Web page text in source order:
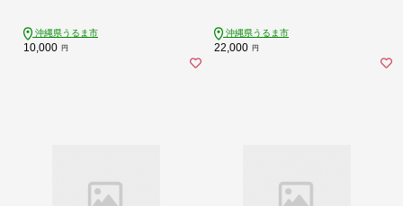
沖縄県うるま市
10,000 円
沖縄県うるま市
22,000 円